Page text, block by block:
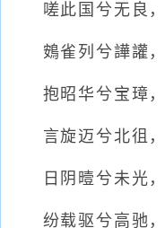
嗟此国兮无良，
鴳雀列兮譁讙，
抱昭华兮宝璋，
言旋迈兮北徂，
日阴曀兮未光，
纷载驱兮高驰，